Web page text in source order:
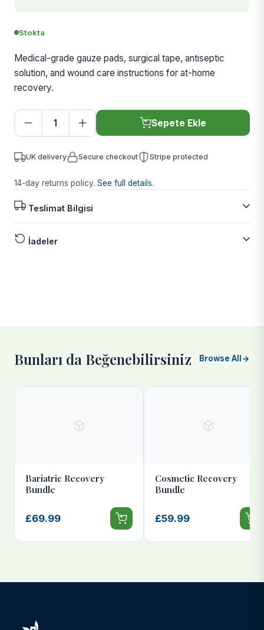
Stokta
Medical-grade gauze pads, surgical tape, antiseptic
solution, and wound care instructions for at-home
recovery.
Sepete Ekle
UK delivery Secure checkout Stripe protected
14-day returns policy. See full details.
Teslimat Bilgisi
İadeler
Bunları da Beğenebilirsiniz Browse All
Bariatric Recovery
Bundle
£69.99
Cosmetic Recovery
Bundle
£59.99